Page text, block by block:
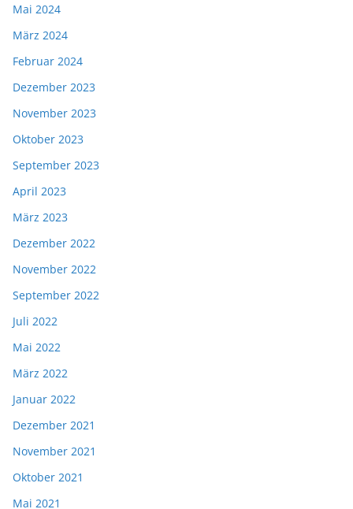
Mai 2024
März 2024
Februar 2024
Dezember 2023
November 2023
Oktober 2023
September 2023
April 2023
März 2023
Dezember 2022
November 2022
September 2022
Juli 2022
Mai 2022
März 2022
Januar 2022
Dezember 2021
November 2021
Oktober 2021
Mai 2021